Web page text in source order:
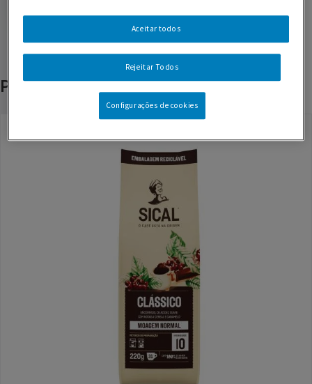
Produtos relacionados
Rejeitar Todos
Aceitar todos
Configurações de cookies